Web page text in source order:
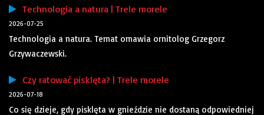
Technologia a natura | Trele morele
2026-07-25
Technologia a natura. Temat omawia ornitolog Grzegorz
Grzywaczewski.
Czy ratować pisklęta? | Trele morele
2026-07-18
Co się dzieje, gdy pisklęta w gnieździe nie dostaną odpowiedniej